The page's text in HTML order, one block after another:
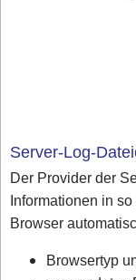
Server-Log-
Der Provider der
Informationen in
Browser
Browsertyp